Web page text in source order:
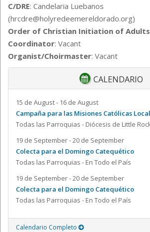
C/DRE: Candelaria Luebanos
(hrcdre@holyredeemereldorado.org)
Order of Christian Initiation of Adults
Coordinator: Vacant
Organist/Choirmaster: Vacant
CALENDARIO
15 de August - 16 de August
Campaña para las Misiones Católicas
Todas las Parroquias - Diócesis de Little
19 de September - 20 de September
Colecta para el Domingo Catequético
Todas las Parroquias - En Todo el País
19 de September - 20 de September
Colecta para el Domingo Catequético
Todas las Parroquias - En Todo el País
Calendario Completo